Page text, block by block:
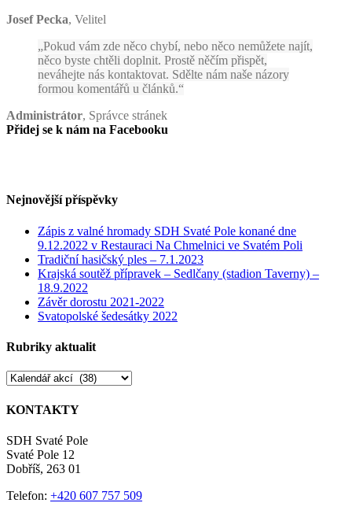
Josef Pecka, Velitel
Pokud vám zde něco chybí, nebo něco nemůžete najít,
něco byste chtěli doplnit. Prostě něčím přispět,
neváhejte nás kontaktovat. Sdělte nám naše názory
formou komentářů u článků.
Administrátor, Správce stránek
Přidej se k nám na Facebooku
Nejnovější příspěvky
Zápis z valné hromady SDH Svaté Pole konané dne
9.12.2022 v Restauraci Na Chmelnici ve Svatém Poli
Tradiční hasičský ples – 7.1.2023
Krajská soutěž přípravek – Sedlčany (stadion Taverny) –
18.9.2022
Závěr dorostu 2021-2022
Svatopolské šedesátky 2022
Rubriky aktualit
Rubriky
KONTAKTY
SDH Svaté Pole
Svaté Pole 12
Dobříš, 263 01
Telefon: +420 607 757 509